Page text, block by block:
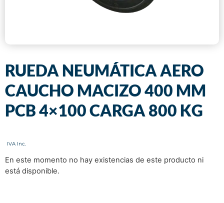
RUEDA NEUMÁTICA AERO
CAUCHO MACIZO 400 MM
PCB 4×100 CARGA 800 KG
En este momento no hay existencias de este producto ni
está disponible.